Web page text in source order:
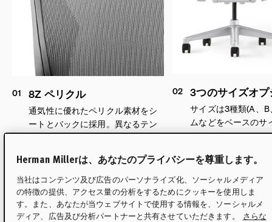
01 8Z ペリクル
通気性に優れたペリクル素材をシ
ートとバックに採用。異なるテン
ションの8つのゾーンが反応して体
るように設計されています。
02 3つのサイズオプ
サイズは3種類(A、
ムなどをベースのサ
Herman Millerは、あなたのプライバシーを尊重します。
当社はコンテンツ及び広告のパーソナライズ化、ソーシャルメディア
の特徴の提供、アクセス量の分析をするためにクッキーを使用しま
す。また、あなたが当ウェブサイトで使用する情報を、ソーシャルメ
ディア、広告及び分析パートナーと共有させていただきます。
さらな